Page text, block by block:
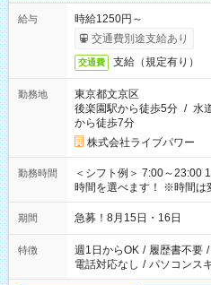
給与
時給1250円～
交通費別途支給あり
交通費 支給（規定有り）
勤務地
東京都文京区
後楽園駅から徒歩5分 / 水
から徒歩7分
株式会社ライブパワー
勤務時間
＜シフト例＞ 7:00～23:00 13:30～22:00
時間を選べます！ ※時間は
期間 急募！8月15日・16日
特徴 週1日からOK / 履歴書不要 /
電話対応なし / パソコンス